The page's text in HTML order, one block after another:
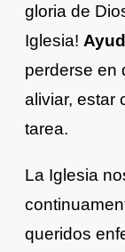
gloria de
Iglesia!
perderse en
aliviar, estar
tarea.
La Iglesia
queridos